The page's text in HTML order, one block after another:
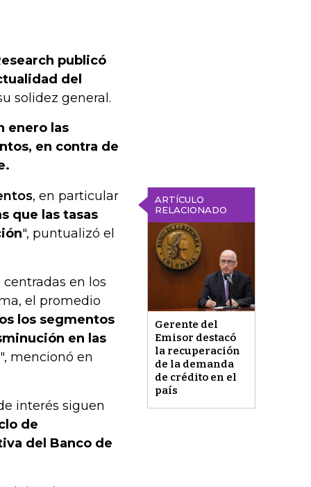
publicó
del
solidez general.
enero las
en contra de
ARTÍCULO
RELACIONADO
Gerente del
Emisor destacó
la recuperación
de la demanda
de crédito en el
país
, en particular
que las tasas
", puntualizó el
en los
el promedio
los segmentos
en las
", mencionó en
interés siguen
de
del Banco de